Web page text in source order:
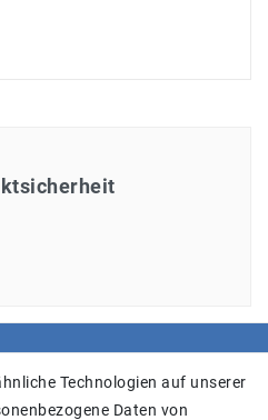
Technologien auf unserer
Daten von